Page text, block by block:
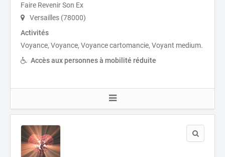
Faire Revenir Son Ex
Versailles (78000)
Activités
Voyance, Voyance, Voyance cartomancie, Voyant medium.
Accès aux personnes à mobilité réduite